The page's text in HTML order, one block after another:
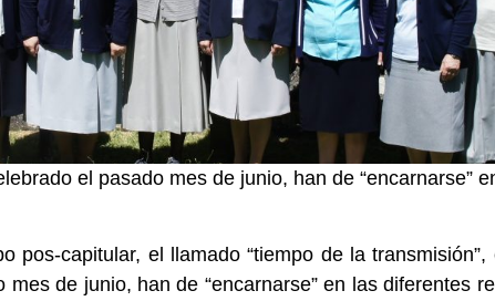
el pasado mes de junio, han de “encarnarse”
pos-capitular, el llamado “tiempo de la
de junio, han de “encarnarse” en las diferentes